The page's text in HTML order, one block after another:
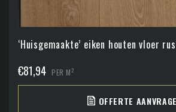
‘Huisgemaakte’ eiken houten vloer
€81,94 PER M2
OFFERTE